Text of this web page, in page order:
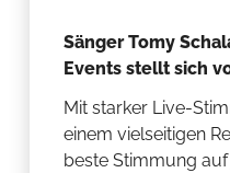
Sänger Tomy
Events stellt sich
Mit starker Live-
einem vielseitigen
beste Stimmung